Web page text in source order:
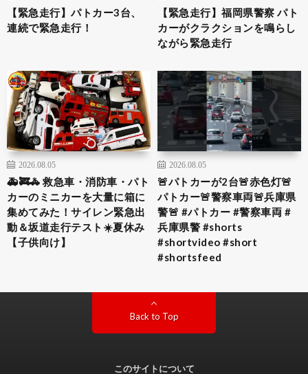
【緊急走行】パトカー3台、
連続で緊急走行！
【緊急走行】福岡県警察 パト
カーがクラクションを鳴らし
ながら緊急走行
2026.08.05
🚑🚒🚓 救急車・消防車・パト
カーのミニカーを大量に箱に
集めてみた！サイレン緊急出
動＆坂道走行テスト☀️夏休み
【子供向け】
2026.08.05
🚨パトカーが2台🚨赤色灯🚨
パトカー🚨警察車両🚨兵庫県
警🚨 #パトカー #警察車両 #
兵庫県警 #shorts
#shortvideo #short
#shortsfeed
Back to Top
このサイトについて